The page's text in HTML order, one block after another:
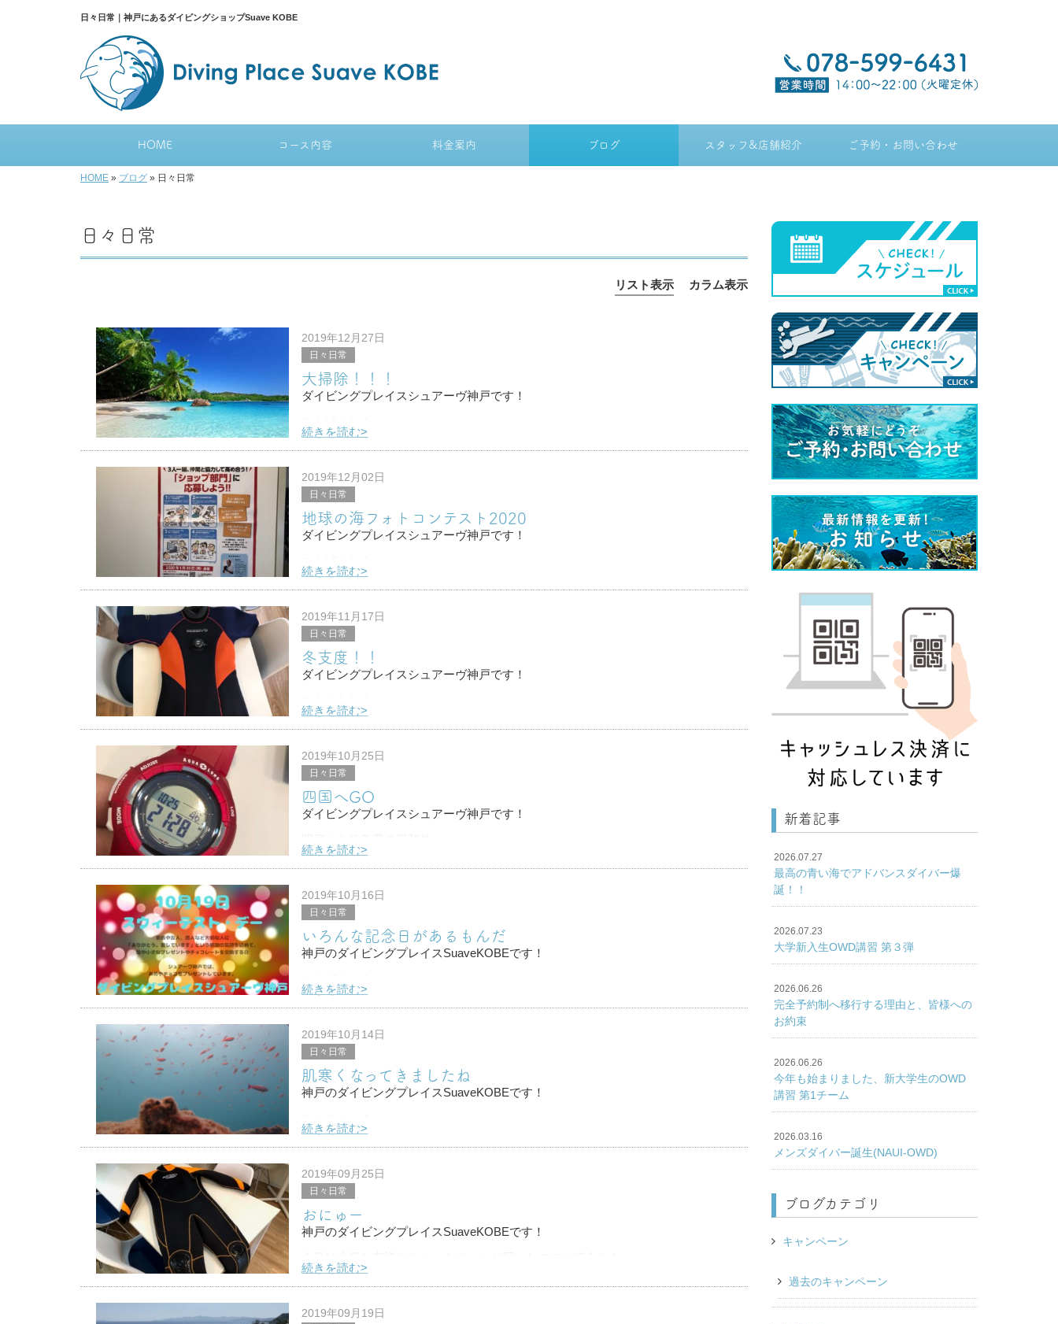
日々日常｜神戸にあるダイビングショップSuave KOBE
HOME コース内容 料金案内 ブログ スタッフ&店舗紹介 ご予約・お問い合わせ
HOME » ブログ » 日々日常
日々日常
リスト表示 カラム表示
2019年12月27日
日々日常
大掃除！！！
ダイビングプレイスシュアーヴ神戸です！
今日は大掃除しました！
ぐちゃぐちゃやった配線もキレイにまとめて
スッキリしました☆
そんな感じでシュアーヴ神戸は本日で
続きを読む>
2019年12月02日
日々日常
地球の海フォトコンテスト2020
ダイビングプレイスシュアーヴ神戸です！
マリンダイビングさんから
地球の海フォトコンテスト2020
ポスターが送られてきたのでお店に貼らせていただきました！！
続きを読む>
2019年11月17日
日々日常
冬支度！！
ダイビングプレイスシュアーヴ神戸です！
朝晩めっきり寒くなってきましたが
まだまだ、店の中ではＴシャツの木下です…笑
今日はお客さんのドライスーツが届きました！
続きを読む>
2019年10月25日
日々日常
四国へGO
ダイビングプレイスシュアーヴ神戸です！
ファンダイビングに行ってきまーす！！
初めて潜る所なんで楽しみです♪
しかし、明日の朝が早すぎるので
起きれ
続きを読む>
2019年10月16日
日々日常
いろんな記念日があるもんだ
神戸のダイビングプレイスSuaveKOBEです！
毎日何かしら記念日があったりするんですが
今週末の１０月19日（土）はアメリカで生まれた「スウィーテスト・デー」
日本には
続きを読む>
2019年10月14日
日々日常
肌寒くなってきましたね
神戸のダイビングプレイスSuaveKOBEです！
台風が過ぎて一気に気温も下がり肌寒くなってきましたね
そろそろ、半そでＴシャツの生活も終わりかな。。。笑
海の方は台
続きを読む>
2019年09月25日
日々日常
おにゅー
神戸のダイビングプレイスSuaveKOBEです！
まだまだ、ウエットスーツでいける水温なので
いっぱい潜りに行きましょー♪
続きを読む>
2019年09月19日
新着記事
2026.07.27
最高の青い海でアドバンスダイバー爆
誕！！
2026.07.23
大学新入生OWD講習 第３弾
2026.06.26
完全予約制へ移行する理由と、皆様への
お約束
2026.06.26
今年も始まりました、新大学生のOWD
講習 第1チーム
2026.03.16
メンズダイバー誕生(NAUI-OWD)
ブログカテゴリ
キャンペーン
過去のキャンペーン